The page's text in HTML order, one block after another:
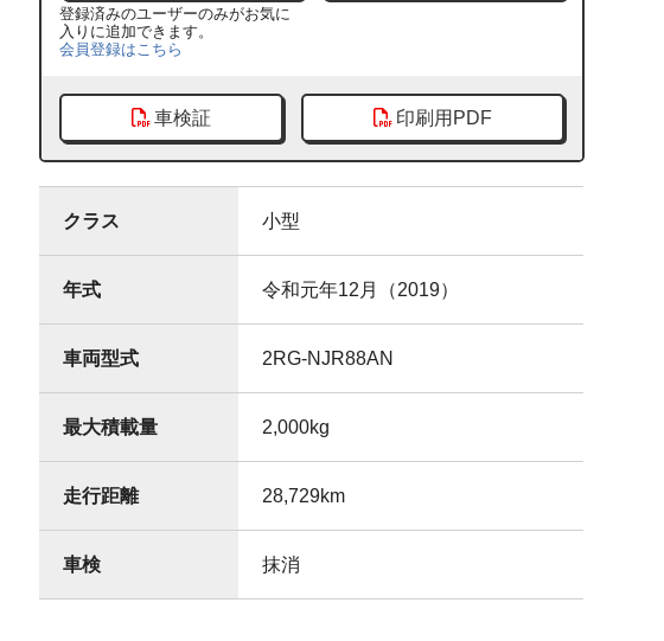
登録済みのユーザーのみがお気に
入りに追加できます。
会員登録はこちら
車検証 印刷用PDF
クラス 小型
年式 令和元年12月（2019）
車両型式 2RG-NJR88AN
最大積載量 2,000kg
走行距離 28,729km
車検 抹消